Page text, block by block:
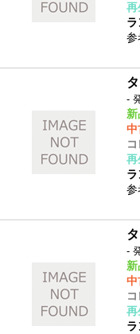
再
参
-
新
中
再
参
-
新
中
再